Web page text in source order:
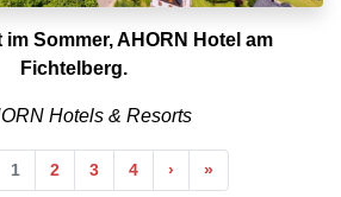
Sommer, AHORN Hotel am
Fichtelberg.
Hotels & Resorts
1 2 3 4 ›Nächste
»Ende